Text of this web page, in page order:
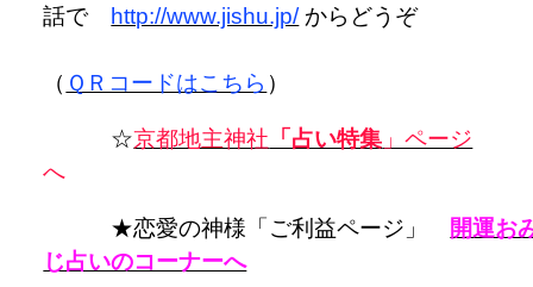
話で http://www.jishu.jp/からどうぞ
（ ＱＲコードはこちら ）
☆京都地主神社 「占い特集 」ページ
★恋愛の神様「ご利益ページ」
開運お
じ占いのコーナーへ